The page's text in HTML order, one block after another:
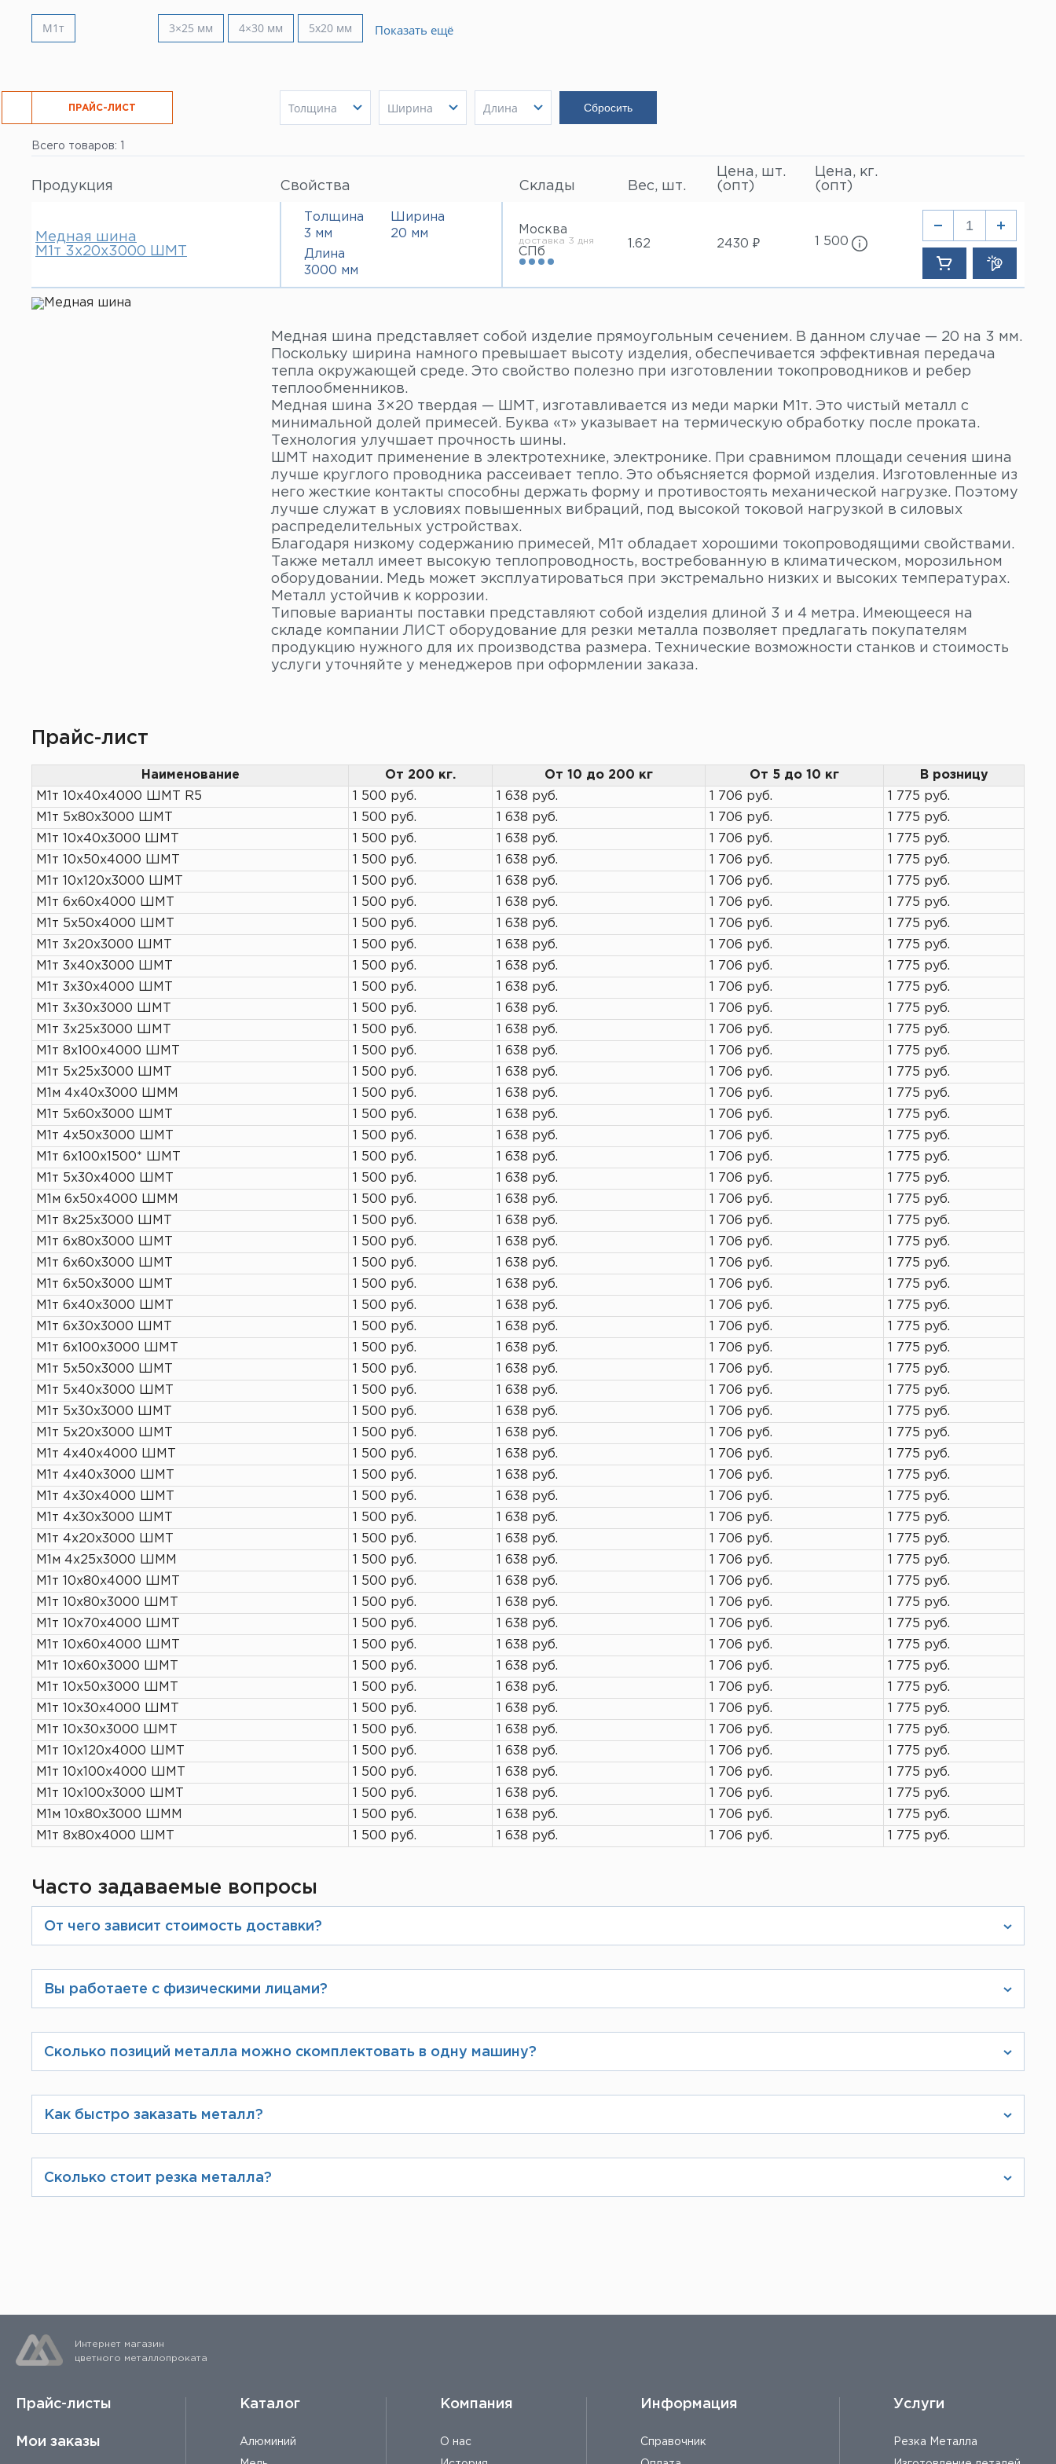
Все услуги
М1т 3×25 мм 4×30 мм 5x20 мм Показать ещё
Толщина
Ширина
Длина
ПРАЙС-ЛИСТ
РЕЗКА
Всего товаров: 1
Продукция Свойства Склады Вес, шт.
Цена, шт.
(опт)
Цена, кг.
(опт)
Медная шина
М1т 3х20х3000 ШМТ
Толщина
3 мм
Ширина
20 мм
Длина
3000 мм
Москва
доставка 3 дня
СПб
1.62 2430 ₽ 1 500
Медная шина представляет собой изделие прямоугольным сечением. В данном случае — 20 на 3 мм.
Поскольку ширина намного превышает высоту изделия, обеспечивается эффективная передача
тепла окружающей среде. Это свойство полезно при изготовлении токопроводников и ребер
теплообменников.
Медная шина 3×20 твердая — ШМТ, изготавливается из меди марки М1т. Это чистый металл с
минимальной долей примесей. Буква «т» указывает на термическую обработку после проката.
Технология улучшает прочность шины.
ШМТ находит применение в электротехнике, электронике. При сравнимом площади сечения шина
лучше круглого проводника рассеивает тепло. Это объясняется формой изделия. Изготовленные из
него жесткие контакты способны держать форму и противостоять механической нагрузке. Поэтому
лучше служат в условиях повышенных вибраций, под высокой токовой нагрузкой в силовых
распределительных устройствах.
Благодаря низкому содержанию примесей, М1т обладает хорошими токопроводящими свойствами.
Также металл имеет высокую теплопроводность, востребованную в климатическом, морозильном
оборудовании. Медь может эксплуатироваться при экстремально низких и высоких температурах.
Металл устойчив к коррозии.
Типовые варианты поставки представляют собой изделия длиной 3 и 4 метра. Имеющееся на
складе компании ЛИСТ оборудование для резки металла позволяет предлагать покупателям
продукцию нужного для их производства размера. Технические возможности станков и стоимость
услуги уточняйте у менеджеров при оформлении заказа.
Прайс-лист
Наименование От 200 кг. От 10 до 200 кг От 5 до 10 кг
В розницу
М1т 10х40х4000 ШМТ R5
1 500 руб. 1 638 руб. 1 706 руб.
1 775 руб.
М1т 5х80х3000 ШМТ
1 500 руб. 1 638 руб. 1 706 руб.
1 775 руб.
М1т 10х40х3000 ШМТ
1 500 руб. 1 638 руб. 1 706 руб.
1 775 руб.
М1т 10х50х4000 ШМТ
1 500 руб. 1 638 руб. 1 706 руб.
1 775 руб.
М1т 10х120х3000 ШМТ
1 500 руб. 1 638 руб. 1 706 руб.
1 775 руб.
М1т 6х60х4000 ШМТ
1 500 руб. 1 638 руб. 1 706 руб.
1 775 руб.
М1т 5х50х4000 ШМТ
1 500 руб. 1 638 руб. 1 706 руб.
1 775 руб.
М1т 3х20х3000 ШМТ
1 500 руб. 1 638 руб. 1 706 руб.
1 775 руб.
М1т 3х40х3000 ШМТ
1 500 руб. 1 638 руб. 1 706 руб.
1 775 руб.
М1т 3х30х4000 ШМТ
1 500 руб. 1 638 руб. 1 706 руб.
1 775 руб.
М1т 3х30х3000 ШМТ
1 500 руб. 1 638 руб. 1 706 руб.
1 775 руб.
М1т 3х25х3000 ШМТ
1 500 руб. 1 638 руб. 1 706 руб.
1 775 руб.
М1т 8х100х4000 ШМТ
1 500 руб. 1 638 руб. 1 706 руб.
1 775 руб.
М1т 5х25х3000 ШМТ
1 500 руб. 1 638 руб. 1 706 руб.
1 775 руб.
М1м 4х40х3000 ШММ
1 500 руб. 1 638 руб. 1 706 руб.
1 775 руб.
М1т 5х60х3000 ШМТ
1 500 руб. 1 638 руб. 1 706 руб.
1 775 руб.
М1т 4х50х3000 ШМТ
1 500 руб. 1 638 руб. 1 706 руб.
1 775 руб.
М1т 6х100х1500* ШМТ
1 500 руб. 1 638 руб. 1 706 руб.
1 775 руб.
М1т 5х30х4000 ШМТ
1 500 руб. 1 638 руб. 1 706 руб.
1 775 руб.
М1м 6х50х4000 ШММ
1 500 руб. 1 638 руб. 1 706 руб.
1 775 руб.
М1т 8х25х3000 ШМТ
1 500 руб. 1 638 руб. 1 706 руб.
1 775 руб.
М1т 6х80х3000 ШМТ
1 500 руб. 1 638 руб. 1 706 руб.
1 775 руб.
М1т 6х60х3000 ШМТ
1 500 руб. 1 638 руб. 1 706 руб.
1 775 руб.
М1т 6х50х3000 ШМТ
1 500 руб. 1 638 руб. 1 706 руб.
1 775 руб.
М1т 6х40х3000 ШМТ
1 500 руб. 1 638 руб. 1 706 руб.
1 775 руб.
М1т 6х30х3000 ШМТ
1 500 руб. 1 638 руб. 1 706 руб.
1 775 руб.
М1т 6х100х3000 ШМТ
1 500 руб. 1 638 руб. 1 706 руб.
1 775 руб.
М1т 5х50х3000 ШМТ
1 500 руб. 1 638 руб. 1 706 руб.
1 775 руб.
М1т 5х40х3000 ШМТ
1 500 руб. 1 638 руб. 1 706 руб.
1 775 руб.
М1т 5х30х3000 ШМТ
1 500 руб. 1 638 руб. 1 706 руб.
1 775 руб.
М1т 5х20х3000 ШМТ
1 500 руб. 1 638 руб. 1 706 руб.
1 775 руб.
М1т 4х40х4000 ШМТ
1 500 руб. 1 638 руб. 1 706 руб.
1 775 руб.
М1т 4х40х3000 ШМТ
1 500 руб. 1 638 руб. 1 706 руб.
1 775 руб.
М1т 4х30х4000 ШМТ
1 500 руб. 1 638 руб. 1 706 руб.
1 775 руб.
М1т 4х30х3000 ШМТ
1 500 руб. 1 638 руб. 1 706 руб.
1 775 руб.
М1т 4х20х3000 ШМТ
1 500 руб. 1 638 руб. 1 706 руб.
1 775 руб.
М1м 4х25х3000 ШММ
1 500 руб. 1 638 руб. 1 706 руб.
1 775 руб.
М1т 10х80х4000 ШМТ
1 500 руб. 1 638 руб. 1 706 руб.
1 775 руб.
М1т 10х80х3000 ШМТ
1 500 руб. 1 638 руб. 1 706 руб.
1 775 руб.
М1т 10х70х4000 ШМТ
1 500 руб. 1 638 руб. 1 706 руб.
1 775 руб.
М1т 10х60х4000 ШМТ
1 500 руб. 1 638 руб. 1 706 руб.
1 775 руб.
М1т 10х60х3000 ШМТ
1 500 руб. 1 638 руб. 1 706 руб.
1 775 руб.
М1т 10х50х3000 ШМТ
1 500 руб. 1 638 руб. 1 706 руб.
1 775 руб.
М1т 10х30х4000 ШМТ
1 500 руб. 1 638 руб. 1 706 руб.
1 775 руб.
М1т 10х30х3000 ШМТ
1 500 руб. 1 638 руб. 1 706 руб.
1 775 руб.
М1т 10х120х4000 ШМТ
1 500 руб. 1 638 руб. 1 706 руб.
1 775 руб.
М1т 10х100х4000 ШМТ
1 500 руб. 1 638 руб. 1 706 руб.
1 775 руб.
М1т 10х100х3000 ШМТ
1 500 руб. 1 638 руб. 1 706 руб.
1 775 руб.
М1м 10х80х3000 ШММ
1 500 руб. 1 638 руб. 1 706 руб.
1 775 руб.
М1т 8х80х4000 ШМТ
1 500 руб. 1 638 руб. 1 706 руб. 1 775 руб.
Часто задаваемые вопросы
От чего зависит стоимость доставки?
https://listmet.ru/services/delivery/
Вы работаете с физическими лицами?
который можно будет оплатить заранее или в кассе при отгрузке товара.
Сколько позиций металла можно скомплектовать в одну машину?
максимально скомплектовать Ваш заказ.
Как быстро заказать металл?
пересчитывает скидку в зависимости от объема, затем отправляете заказ, в течение получаса Вам пришлют счет. Также
можно позвонить по телефону, указанному на сайте или отправить заказ по электронной почте.
Сколько стоит резка металла?
Интернет магазин
цветного металлопроката
Прайс-листы
Мои заказы
Каталог
Алюминий
Компания
О нас
Информация
Справочник
Услуги
Резка Металла